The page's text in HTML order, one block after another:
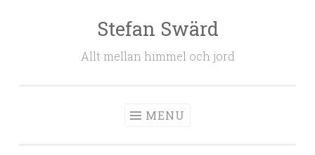
Stefan Swärd
Allt mellan himmel och jord
MENU